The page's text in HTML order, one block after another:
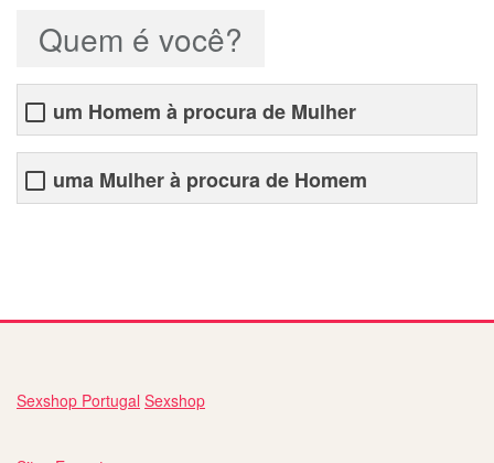
Quem é você?
um Homem à procura de Mulher
uma Mulher à procura de Homem
Sexshop Portugal Sexshop